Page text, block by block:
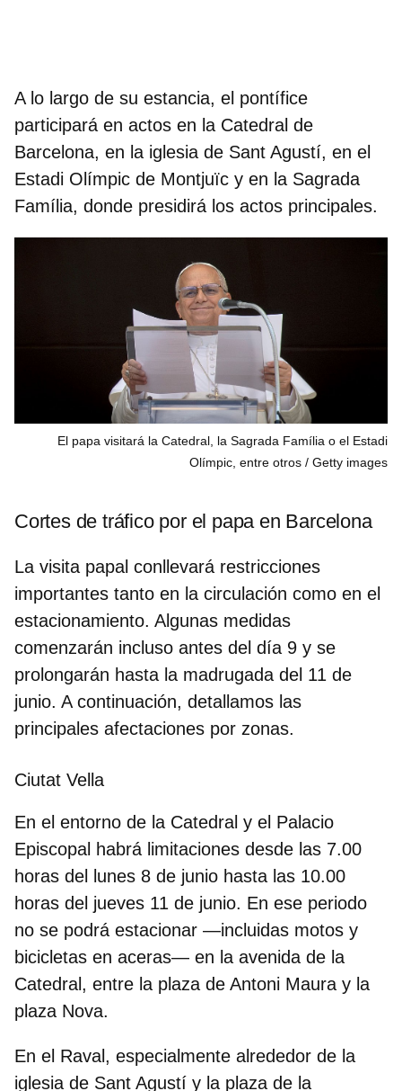
A lo largo de su estancia, el pontífice
participará en actos en la Catedral de
Barcelona, en la iglesia de Sant Agustí, en el
Estadi Olímpic de Montjuïc y en la Sagrada
Família, donde presidirá los actos principales.
El papa visitará la Catedral, la Sagrada Família o el Estadi
Olímpic, entre otros
Getty images
Cortes de tráfico por el papa en Barcelona
La visita papal conllevará restricciones
importantes tanto en la circulación como en el
estacionamiento. Algunas medidas
comenzarán incluso antes del día 9 y se
prolongarán hasta la madrugada del 11 de
junio. A continuación, detallamos las
principales afectaciones por zonas.
Ciutat Vella
En el entorno de la Catedral y el Palacio
Episcopal habrá limitaciones desde las 7.00
horas del lunes 8 de junio hasta las 10.00
horas del jueves 11 de junio. En ese periodo
no se podrá estacionar —incluidas motos y
bicicletas en aceras— en la avenida de la
Catedral, entre la plaza de Antoni Maura y la
plaza Nova.
En el Raval, especialmente alrededor de la
iglesia de Sant Agustí y la plaza de la